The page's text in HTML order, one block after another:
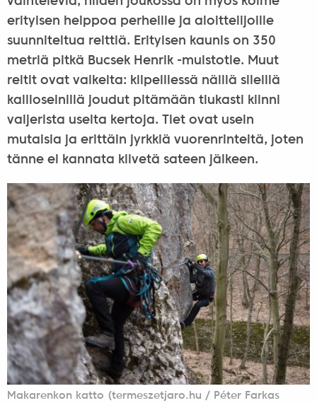
erityisen helppoa perheille ja aloittelijoille
suunniteltua reittiä. Erityisen kaunis on 350
metriä pitkä Bucsek Henrik -muistotie. Muut
reitit ovat vaikeita: kiipeillessä näillä sileillä
kallioseinillä joudut pitämään tiukasti kiinni
vaijerista useita kertoja. Tiet ovat usein
mutaisia ja erittäin jyrkkiä vuorenrinteitä, joten
tänne ei kannata kiivetä sateen jälkeen.
Makarenkon katto (termeszetjaro.hu / Péter Farkas